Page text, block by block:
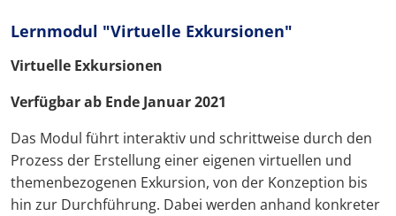
Lernmodul "Virtuelle Exkursionen"
Virtuelle Exkursionen
Verfügbar ab Ende Januar 2021
Das Modul führt interaktiv und schrittweise durch den
Prozess der Erstellung einer eigenen virtuellen und
themenbezogenen Exkursion, von der Konzeption bis
hin zur Durchführung. Dabei werden anhand konkreter